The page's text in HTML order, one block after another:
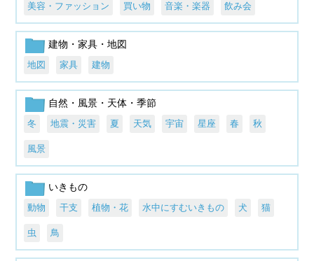
美容・ファッション 買い物 音楽・楽器 飲み会
建物・家具・地図
地図 家具 建物
自然・風景・天体・季節
冬 地震・災害 夏 天気 宇宙 星座 春 秋
風景
いきもの
動物 干支 植物・花 水中にすむいきもの 犬 猫
虫 鳥